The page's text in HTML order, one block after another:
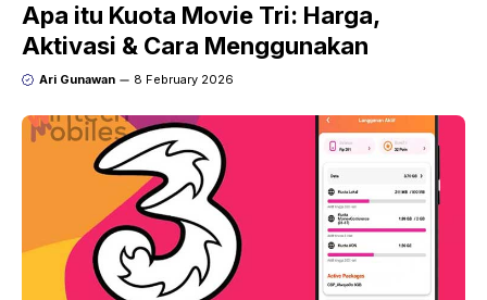
Apa itu Kuota Movie Tri: Harga,
Aktivasi & Cara Menggunakan
Ari Gunawan 8 February 2026